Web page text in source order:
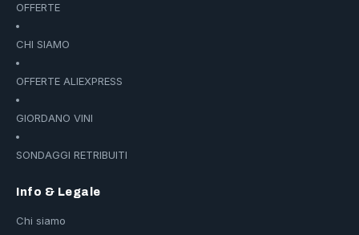
OFFERTE
CHI SIAMO
OFFERTE ALIEXPRESS
GIORDANO VINI
SONDAGGI RETRIBUITI
Info & Legale
Chi siamo